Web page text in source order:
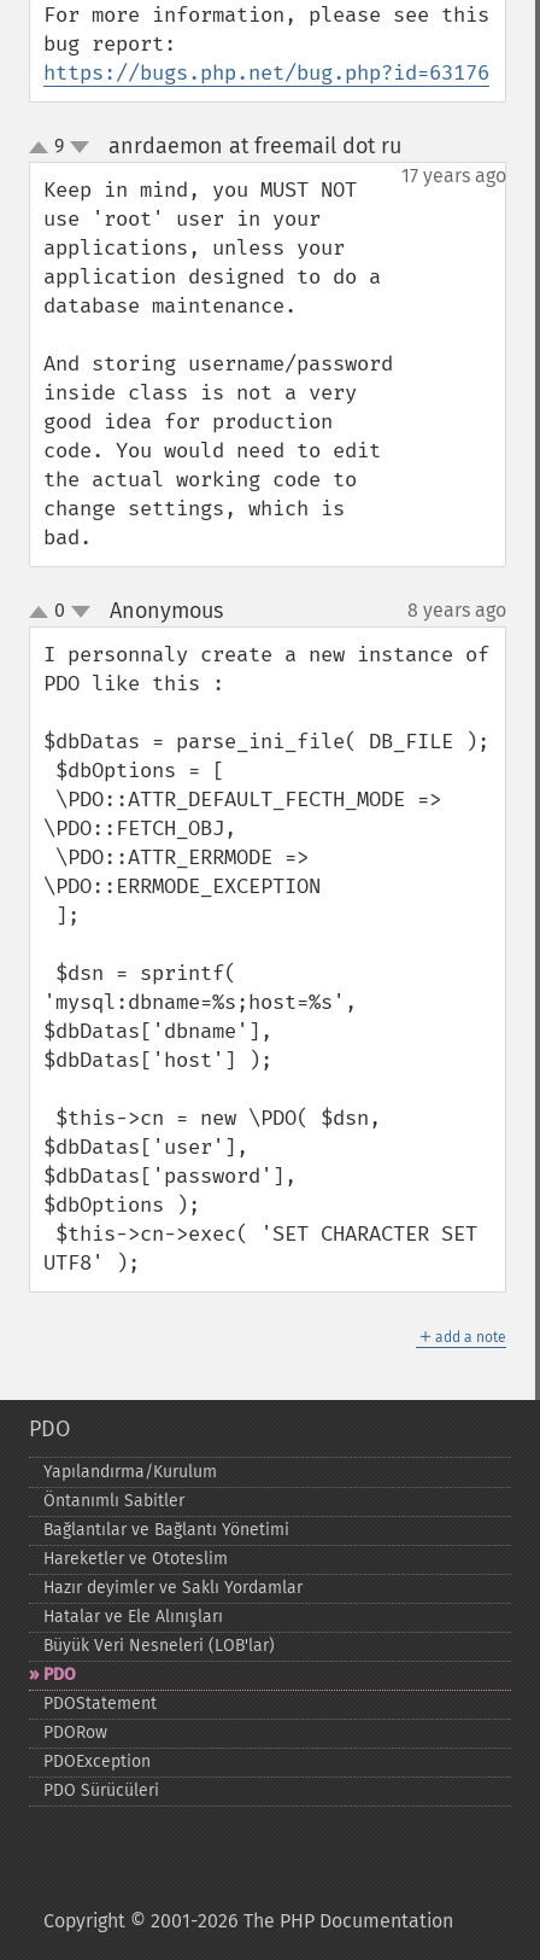
For more information, please see this
https://bugs.php.net/bug.php?id=63176
up
down
9 anrdaemon at freemail dot ru
17 years ago
Keep in mind, you MUST NOT
use 'root' user in your
applications, unless your
application designed to do a
database maintenance.
And storing username/password
inside class is not a very
good idea for production
code. You would need to edit
the actual working code to
change settings, which is
bad.
up
down
0 Anonymous¶ 8 years ago
I personnaly create a new instance of
PDO like this :
$dbDatas = parse_ini_file( DB_FILE );
\PDO::FETCH_OBJ,
\PDO::ERRMODE_EXCEPTION
'mysql:dbname=%s;host=%s',
$dbDatas['dbname'],
$dbDatas['host'] );
$dbDatas['user'],
$dbDatas['password'],
$dbOptions );
UTF8' );
＋ add a note
PDO
Yapılandırma/Kurulum
Öntanımlı Sabitler
Bağlantılar ve Bağlantı Yönetimi
Hareketler ve Ototeslim
Hazır deyimler ve Saklı Yordamlar
Hatalar ve Ele Alınışları
Büyük Veri Nesneleri (LOB'lar)
PDO
PDOStatement
PDORow
PDOException
PDO Sürücüleri
Copyright © 2001-2026 The PHP Documentation